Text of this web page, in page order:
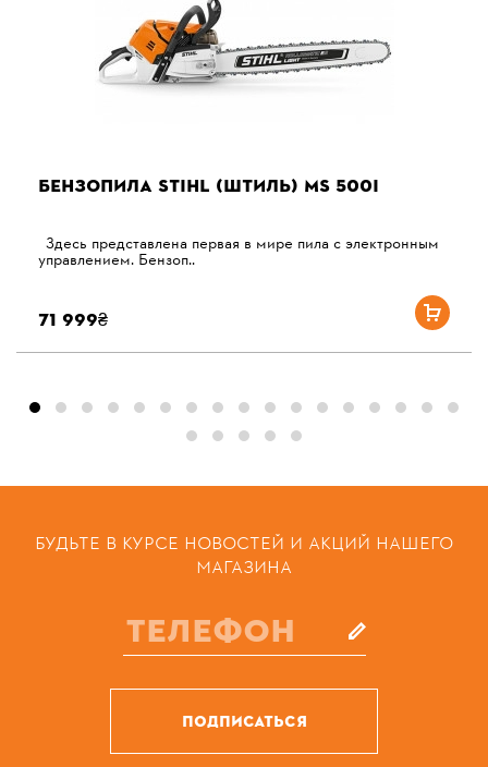
БЕНЗОПИЛА STIHL (ШТИЛЬ) MS 500I
Здесь представлена ​​первая в мире пила с электронным
управлением. Бензоп..
71 999₴
БУДЬТЕ В КУРСЕ НОВОСТЕЙ И АКЦИЙ НАШЕГО
МАГАЗИНА
ПОДПИСАТЬСЯ